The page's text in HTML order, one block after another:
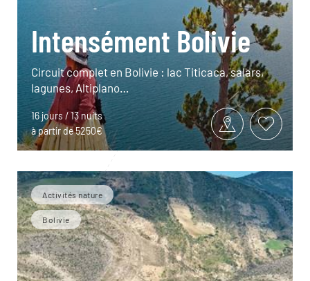
Intensément Bolivie
Circuit complet en Bolivie : lac Titicaca, salars,
lagunes, Altiplano…
16 jours / 13 nuits
à partir de 5250€
Activités nature
Bolivie